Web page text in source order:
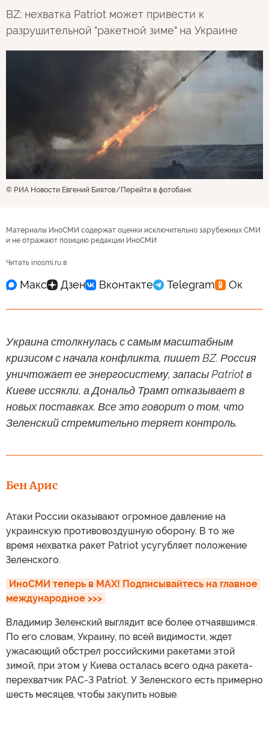
BZ: нехватка Patriot может привести к
разрушительной "ракетной зиме" на Украине
© РИА Новости Евгений Биятов Перейти в фотобанк
Материалы ИноСМИ содержат оценки исключительно зарубежных СМИ
и не отражают позицию редакции ИноСМИ
Читать inosmi.ru в
Украина столкнулась с самым масштабным
кризисом с начала конфликта, пишет BZ. Россия
уничтожает ее энергосистему, запасы Patriot в
Киеве иссякли, а Дональд Трамп отказывает в
новых поставках. Все это говорит о том, что
Зеленский стремительно теряет контроль.
Бен Арис
Атаки России оказывают огромное давление на
украинскую противовоздушную оборону. В то же
время нехватка ракет Patriot усугубляет положение
Зеленского.
ИноСМИ теперь в MAX! Подписывайтесь на главное
международное >>>
Владимир Зеленский выглядит все более отчаявшимся.
По его словам, Украину, по всей видимости, ждет
ужасающий обстрел российскими ракетами этой
зимой, при этом у Киева осталась всего одна ракета-
перехватчик PAC-3 Patriot. У Зеленского есть примерно
шесть месяцев, чтобы закупить новые.